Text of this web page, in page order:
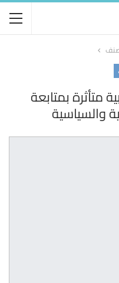
متأثرة بمتابعة
والسياسية